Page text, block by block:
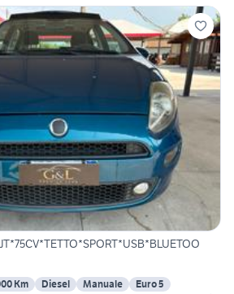
Km Diesel Manuale
Euro 5